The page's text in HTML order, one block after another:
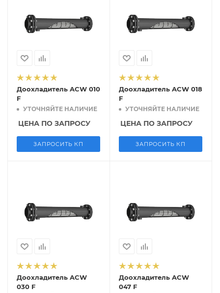
Доохладитель ACW 010
F
УТОЧНЯЙТЕ НАЛИЧИЕ
ЦЕНА ПО ЗАПРОСУ
ЗАПРОСИТЬ КП
Доохладитель ACW 018
F
УТОЧНЯЙТЕ НАЛИЧИЕ
ЦЕНА ПО ЗАПРОСУ
ЗАПРОСИТЬ КП
Доохладитель ACW
030 F
Доохладитель ACW
047 F